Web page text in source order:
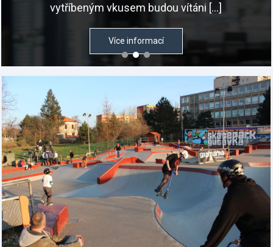
vytříbeným vkusem budou vítáni […]
Více informací